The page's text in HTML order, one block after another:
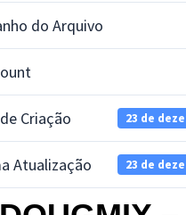
do Arquivo
Criação 23 de
Atualização 23 de